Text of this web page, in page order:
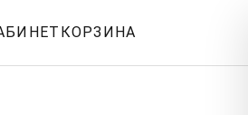
КОРЗИНА